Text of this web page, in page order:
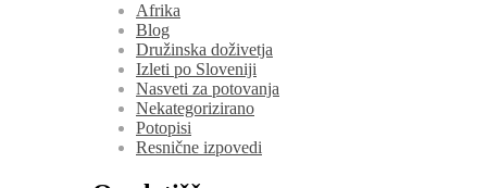
Afrika
Blog
Družinska doživetja
Izleti po Sloveniji
Nasveti za potovanja
Nekategorizirano
Potopisi
Resnične izpovedi